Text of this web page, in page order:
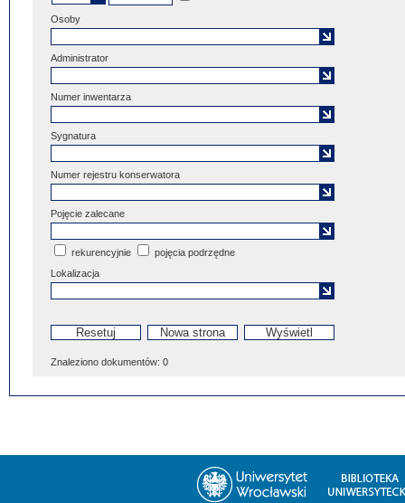
Osoby
Administrator
Numer inwentarza
Sygnatura
Numer rejestru konserwatora
Pojęcie zalecane
rekurencyjnie
pojęcia podrzędne
Lokalizacja
Znaleziono dokumentów: 0